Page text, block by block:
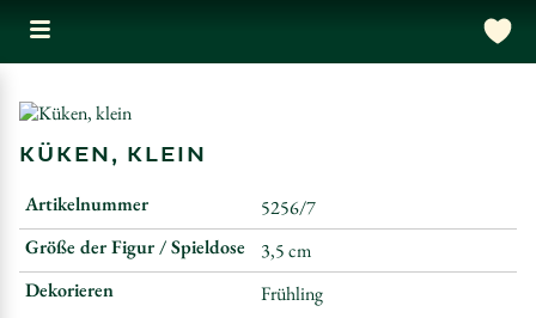
KÜKEN, KLEIN
Artikelnummer
5256/7
Größe der Figur / Spieldose
3,5 cm
Dekorieren
Frühling